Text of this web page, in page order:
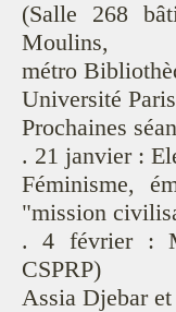
(Salle 268
Moulins,
métro
Université
Prochaines
. 21 janvier :
Féminisme,
"mission
. 4 février :
CSPRP)
Assia Djebar et